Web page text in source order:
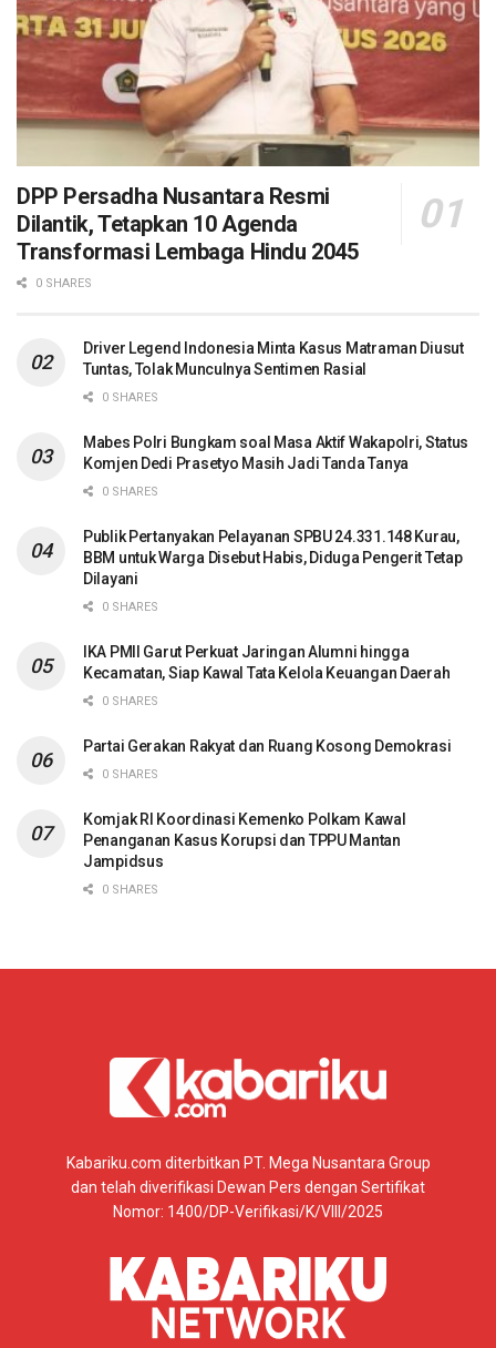
DPP Persadha Nusantara Resmi
Dilantik, Tetapkan 10 Agenda
Transformasi Lembaga Hindu 2045
0 SHARES
Driver Legend Indonesia Minta Kasus Matraman Diusut
Tuntas, Tolak Munculnya Sentimen Rasial
0 SHARES
Mabes Polri Bungkam soal Masa Aktif Wakapolri, Status
Komjen Dedi Prasetyo Masih Jadi Tanda Tanya
0 SHARES
Publik Pertanyakan Pelayanan SPBU 24.331.148 Kurau,
BBM untuk Warga Disebut Habis, Diduga Pengerit Tetap
Dilayani
0 SHARES
IKA PMII Garut Perkuat Jaringan Alumni hingga
Kecamatan, Siap Kawal Tata Kelola Keuangan Daerah
0 SHARES
Partai Gerakan Rakyat dan Ruang Kosong Demokrasi
0 SHARES
Komjak RI Koordinasi Kemenko Polkam Kawal
Penanganan Kasus Korupsi dan TPPU Mantan
Jampidsus
0 SHARES
Kabariku.com diterbitkan PT. Mega Nusantara Group
dan telah diverifikasi Dewan Pers dengan Sertifikat
Nomor: 1400/DP-Verifikasi/K/VIII/2025